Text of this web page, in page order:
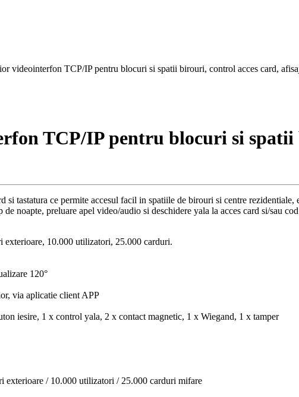
videointerfon TCP/IP pentru blocuri si spatii birouri, control acces card,
TCP/IP pentru blocuri si
tastatura ce permite accesul facil in spatiile de birouri si centre
noapte, preluare apel video/audio si deschidere yala la acces card si/sau
exterioare, 10.000 utilizatori, 25.000 carduri.
120°
via aplicatie client APP
iesire, 1 x control yala, 2 x contact magnetic, 1 x Wiegand, 1 x tamper
exterioare / 10.000 utilizatori / 25.000 carduri mifare